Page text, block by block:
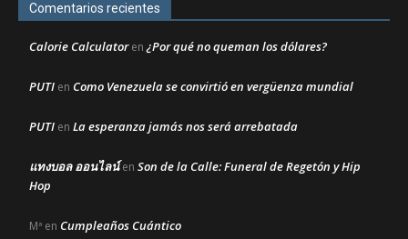
Comentarios recientes
Calorie Calculatoren¿Por qué no queman los dólares?
PUTI en Como Venezuela se convirtió en vergüenza mundial
PUTI en La esperanza jamás nos será arrebatada
แทงบอล ออนไลน์en Son de la Calle: Funeral de Regetón y Hip
Hop
Mª en Cumpleaños Cuántico